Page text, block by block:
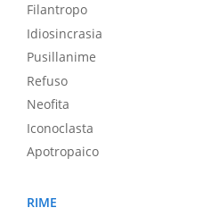
Filantropo
Idiosincrasia
Pusillanime
Refuso
Neofita
Iconoclasta
Apotropaico
RIME